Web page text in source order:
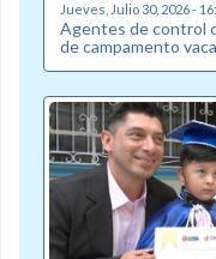
Jueves, Julio 30, 2026 -
Agentes de control
de campamento